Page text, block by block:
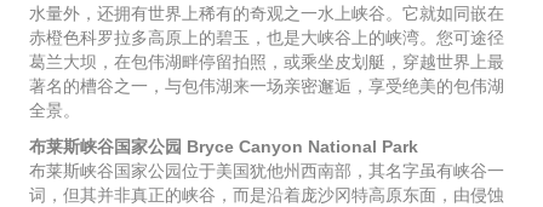
水量外，还拥有世界上稀有的奇观之一水上峡谷。它就如同嵌在
赤橙色科罗拉多高原上的碧玉，也是大峡谷上的峡湾。您可途径
葛兰大坝，在包伟湖畔停留拍照，或乘坐皮划艇，穿越世界上最
著名的槽谷之一，与包伟湖来一场亲密邂逅，享受绝美的包伟湖
全景。
布莱斯峡谷国家公园 Bryce Canyon National Park
布莱斯峡谷国家公园位于美国犹他州西南部，其名字虽有峡谷一
词，但其并非真正的峡谷，而是沿着庞沙冈特高原东面，由侵蚀